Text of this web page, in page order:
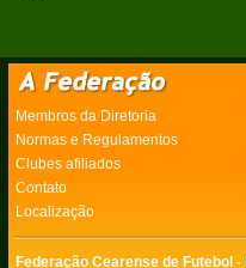
Membros da Diretoria
Normas e Regulamentos
Clubes afiliados
Contato
Localização
Federação Cearense de Futebol -